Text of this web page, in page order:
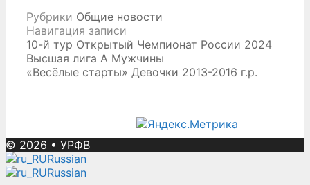
Рубрики Общие новости
Навигация записи
10-й тур Открытый Чемпионат России 2024
Высшая лига А Мужчины
«Весёлые старты» Девочки 2013-2016 г.р.
© 2026 • УРФВ
Russian
Russian